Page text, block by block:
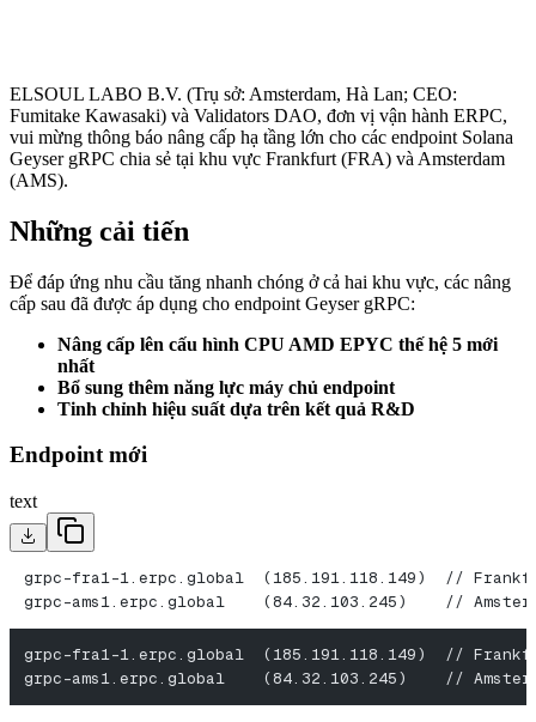
ELSOUL LABO B.V. (Trụ sở: Amsterdam, Hà Lan; CEO:
Fumitake Kawasaki) và Validators DAO, đơn vị vận hành ERPC,
vui mừng thông báo nâng cấp hạ tầng lớn cho các endpoint Solana
Geyser gRPC chia sẻ tại khu vực Frankfurt (FRA) và Amsterdam
(AMS).
Những cải tiến
Để đáp ứng nhu cầu tăng nhanh chóng ở cả hai khu vực, các nâng
cấp sau đã được áp dụng cho endpoint Geyser gRPC:
Nâng cấp lên cấu hình CPU AMD EPYC thế hệ 5 mới
nhất
Bổ sung thêm năng lực máy chủ endpoint
Tinh chỉnh hiệu suất dựa trên kết quả R&D
Endpoint mới
text
grpc-fra1-1.erpc.global  (185.191.118.149)  //
grpc-ams1.erpc.global    (84.32.103.245)    //
grpc-fra1-1.erpc.global  (185.191.118.149)  //
grpc-ams1.erpc.global    (84.32.103.245)    //